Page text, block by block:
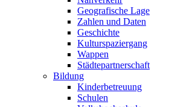
Geografische Lage
Zahlen und Daten
Geschichte
Kulturspaziergang
Wappen
Städtepartnerschaft
Bildung
Kinderbetreuung
Schulen